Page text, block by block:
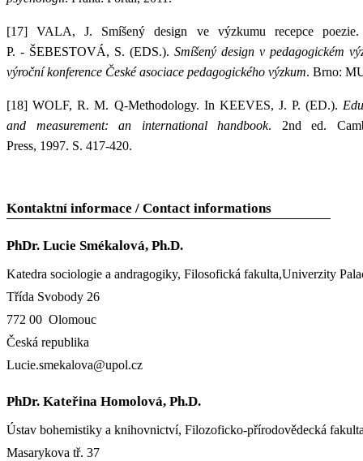
[17]VALA, J. Smíšený design ve výzkumu recepce
P. - ŠEBESTOVÁ, S. (EDS.). Smíšený design v pedagogickém
výroční konference České asociace pedagogického výzkum. Brno:
[18]WOLF, R. M. Q-Methodology. In KEEVES, J. P. (ED.).
and measurement: an international handbook. 2nd ed.
Press, 1997. S. 417-420.
Kontaktní informace / Contact informations
PhDr. Lucie Smékalová, Ph.D.
Katedra sociologie a andragogiky, Filosofická fakulta,Univerzity
Třída Svobody 26
772 00 Olomouc
Česká republika
Lucie.smekalova@upol.cz
PhDr. Kateřina Homolová, Ph.D.
Ústav bohemistiky a knihovnictví, Filozoficko-přírodovědecká
Masarykova tř. 37